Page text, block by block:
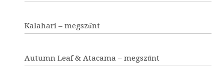
Kalahari – megszűnt
Autumn Leaf & Atacama – megszűnt